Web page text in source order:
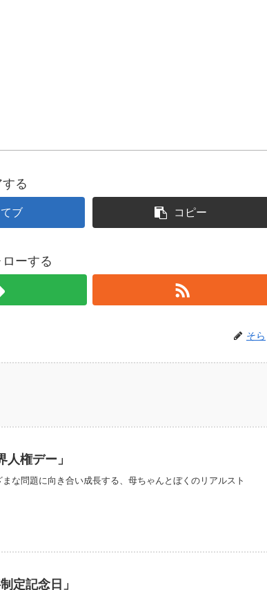
る
ブ コピー
ーする
そら
権デー」
な問題に向き合い成長する、母ちゃんとぼくのリアルスト
定記念日」